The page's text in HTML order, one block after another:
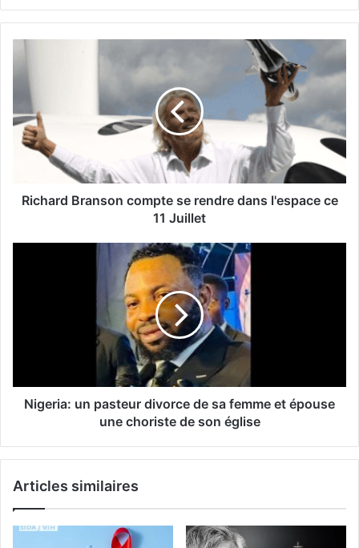
Richard Branson compte se rendre dans l'espace ce
11 Juillet
Nigeria: un pasteur divorce de sa femme et épouse
une choriste de son église
Articles similaires